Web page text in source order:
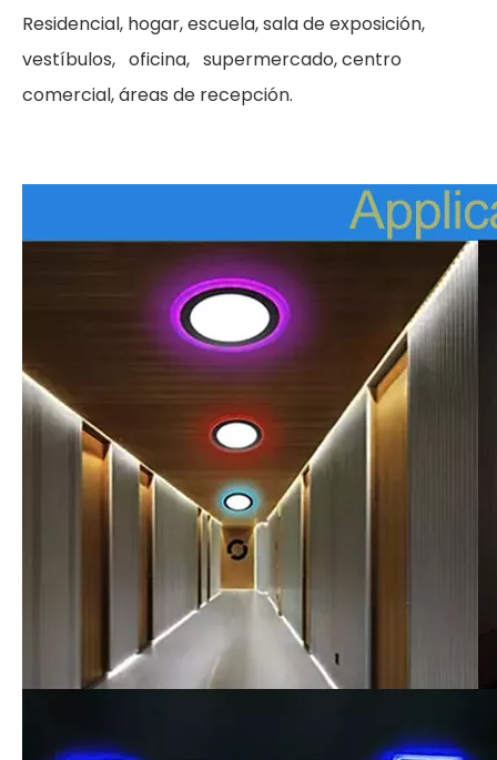
Residencial, hogar, escuela, sala de exposición,
vestíbulos, oficina, supermercado, centro
comercial, áreas de recepción.